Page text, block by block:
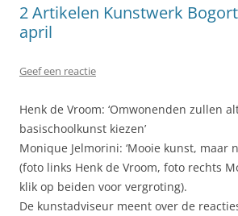
2 Artikelen Kunstwerk
april
Geef een reactie
Henk de Vroom: ‘Omwonenden zullen
basischoolkunst kiezen’
Monique Jelmorini: ‘Mooie kunst, maar
(foto links Henk de Vroom, foto rechts
klik op beiden voor vergroting).
De kunstadviseur meent over de